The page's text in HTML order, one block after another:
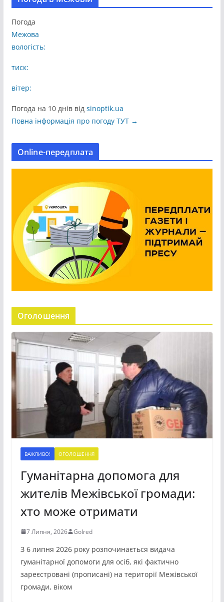
б
л
і
к
ц
Погода
Межова
вологість:
тиск:
вітер:
Погода на 10 днів від sinoptik.ua
Повна інформація про погоду ТУТ →
Online-передплата
Оголошення
ВАЖЛИВО! ОГОЛОШЕННЯ
Гуманітарна допомога для
жителів Межівської громади:
хто може отримати
7 Липня, 2026 Golred
З 6 липня 2026 року розпочинається видача
гуманітарної допомоги для осіб, які фактично
зареєстровані (прописані) на території Межівської
громади, віком